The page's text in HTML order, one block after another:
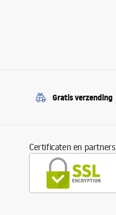
Gratis verzending
Certificaten en partners